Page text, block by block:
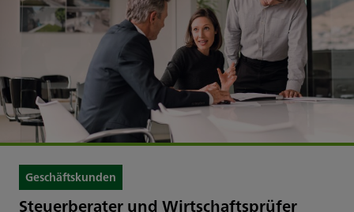
Geschäftskunden
Steuerberater und Wirtschaftsprüfer